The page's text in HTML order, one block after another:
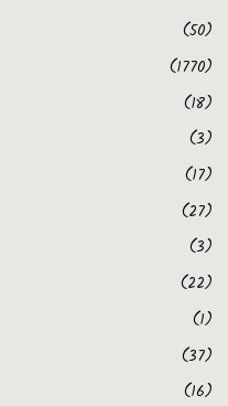
(50)
(1770)
(18)
(3)
(17)
(27)
(3)
(22)
(1)
(37)
(16)